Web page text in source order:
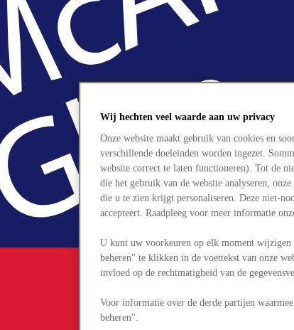
Wij hechten veel waarde aan uw privacy
Onze website maakt gebruik van cookies en
verschillende doeleinden worden ingezet.
website correct te laten functioneren). Tot de
die het gebruik van de website analyseren,
die u te zien krijgt personaliseren. Deze niet-
accepteert. Raadpleeg voor meer informatie
U kunt uw voorkeuren op elk moment
beheren" te klikken in de voettekst van onze
invloed op de rechtmatigheid van de
Voor informatie over de derde partijen
beheren".